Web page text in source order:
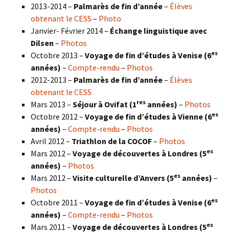
2013-2014 – Palmarès de fin d’année– Élèves
obtenant le CESS – Photo
Janvier- Février 2014 – Échange linguistique avec
Dilsen – Photos
Octobre 2013 – Voyage de fin d’études à Venise (6es
années) – Compte-rendu – Photos
2012-2013 – Palmarès de fin d’année– Élèves
obtenant le CESS
Mars 2013 – Séjour à Ovifat (1res années) – Photos
Octobre 2012 – Voyage de fin d’études à Vienne (6es
années) – Compte-rendu – Photos
Avril 2012 – Triathlon de la COCOF– Photos
Mars 2012 – Voyage de découvertes à Londres (5es
années) – Photos
Mars 2012 – Visite culturelle d’Anvers (5es années) –
Photos
Octobre 2011 – Voyage de fin d’études à Venise (6es
années) – Compte-rendu – Photos
Mars 2011 – Voyage de découvertes à Londres (5es